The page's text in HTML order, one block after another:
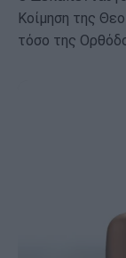
Κοίμηση της
τόσο της